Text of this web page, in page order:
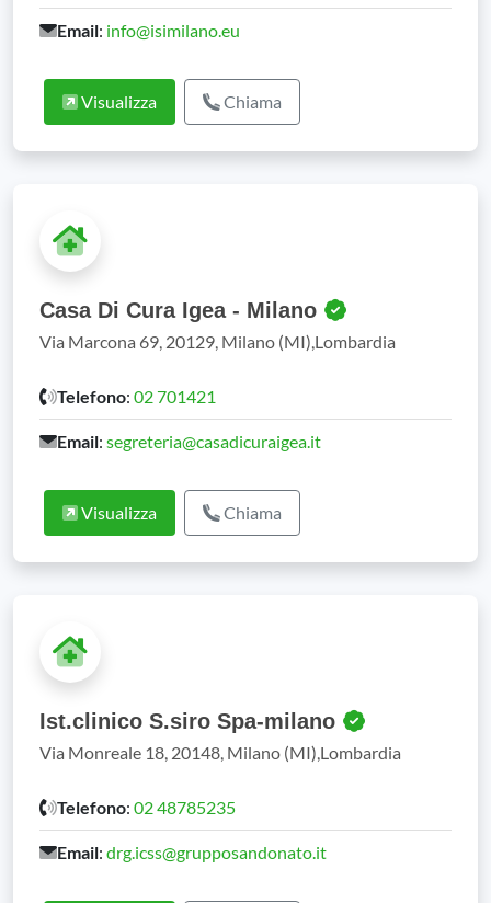
Email: info@isimilano.eu
Visualizza Chiama
Casa Di Cura Igea - Milano
Via Marcona 69, 20129, Milano (MI),Lombardia
Telefono: 02 701421
Email: segreteria@casadicuraigea.it
Visualizza Chiama
Ist.clinico S.siro Spa-milano
Via Monreale 18, 20148, Milano (MI),Lombardia
Telefono: 02 48785235
Email: drg.icss@grupposandonato.it